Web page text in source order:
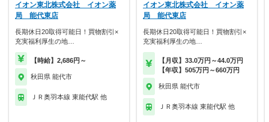
イオン東北株式会社 イオン薬
局 能代東店
長期休日20取得可能日！買物割引×
充実福利厚生の地…
【時給】2,686円～
秋田県 能代市
ＪＲ奥羽本線 東能代駅 他
イオン東北株式会社 イオン薬
局 能代東店
長期休日20取得可能日！買物割引×
充実福利厚生の地…
【月収】33.0万円～44.0万円
【年収】505万円～660万円
秋田県 能代市
ＪＲ奥羽本線 東能代駅 他